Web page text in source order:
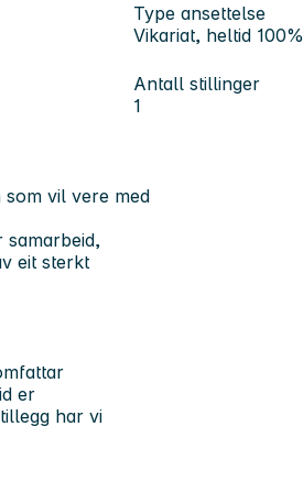
Type ansettelse
Vikariat, heltid 100%
Antall stillinger
1
som vil vere med
samarbeid,
eit sterkt
er
har vi